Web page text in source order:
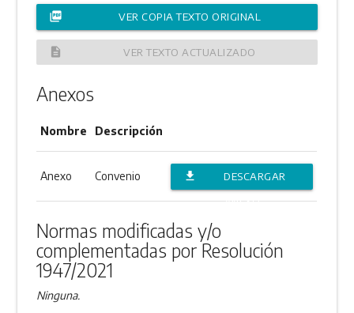
picture_as_pdf VER COPIA TEXTO ORIGINAL
description VER TEXTO ACTUALIZADO
Anexos
Nombre Descripción
Anexo Convenio file_download
DESCARGAR
ANEXO
Normas modificadas y/o
complementadas por Resolución
1947/2021
Ninguna.